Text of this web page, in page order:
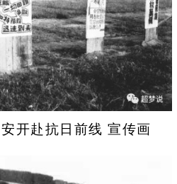
开赴抗日前线 宣传画